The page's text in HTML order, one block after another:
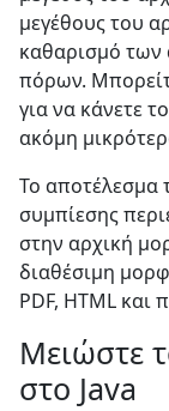
μεγέθους του
καθαρισμό των
πόρων.
για να κάνετε
ακόμη
Το αποτέλεσμα
συμπίεσης
στην αρχική
διαθέσιμη
PDF, HTML και
Μειώστε
στο Java